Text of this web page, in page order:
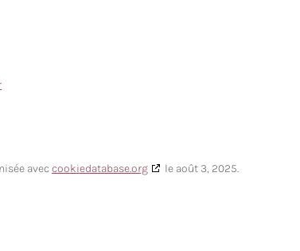
aveccookiedatabase.org le août 3, 2025.